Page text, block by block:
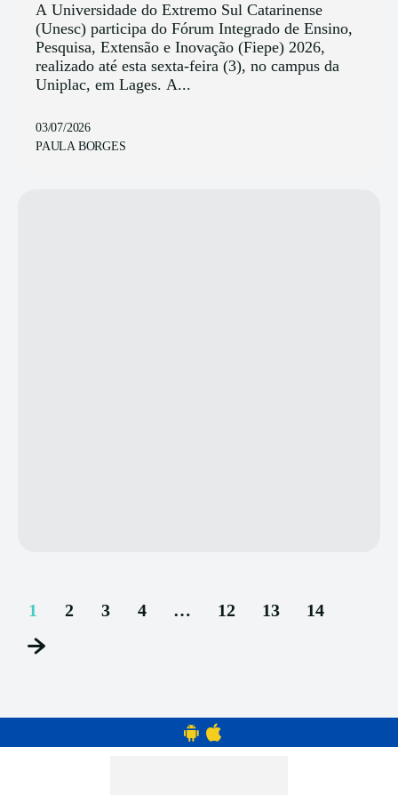
A Universidade do Extremo Sul Catarinense
(Unesc) participa do Fórum Integrado de Ensino,
Pesquisa, Extensão e Inovação (Fiepe) 2026,
realizado até esta sexta-feira (3), no campus da
Uniplac, em Lages. A...
03/07/2026
PAULA BORGES
1 2 3 4 … 12 13 14